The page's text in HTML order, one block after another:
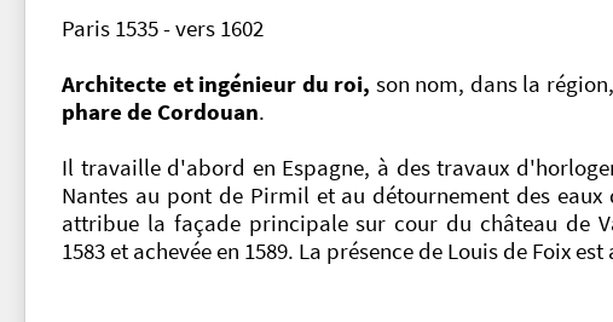
Paris 1535 - vers 1602
Architecte et ingénieur du roi, son nom, dans la
phare de Cordouan.
Il travaille d'abord en Espagne, à des travaux
Nantes au pont de Pirmil et au détournement des
attribue la façade principale sur cour du château de
1583 et achevée en 1589. La présence de Louis de Foix